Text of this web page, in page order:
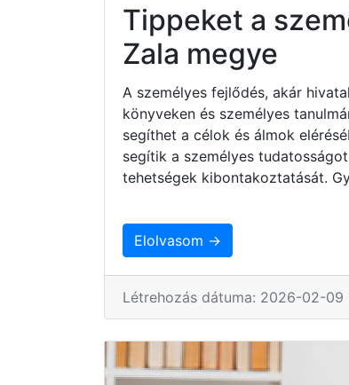
Tippeket a
Zala megye
A személyes fejlődés, akár
könyveken és személyes
segíthet a célok és álmok
segítik a személyes
tehetségek kibontakoztatását.
Elolvasom →
Létrehozás dátuma: 2026-02-09